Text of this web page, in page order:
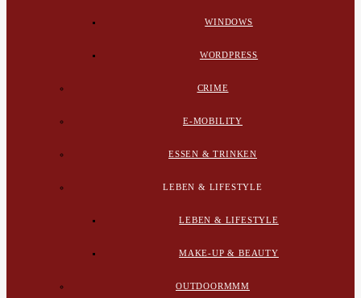
WINDOWS
WORDPRESS
CRIME
E-MOBILITY
ESSEN & TRINKEN
LEBEN & LIFESTYLE
LEBEN & LIFESTYLE
MAKE-UP & BEAUTY
OUTDOORMMM